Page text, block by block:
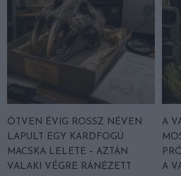
ÖTVEN ÉVIG ROSSZ NÉVEN
LAPULT EGY KARDFOGÚ
MACSKA LELETE – AZTÁN
VALAKI VÉGRE RÁNÉZETT
A
A